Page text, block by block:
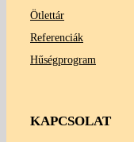
Ötlettár
Referenciák
Hűségprogram
KAPCSOLAT